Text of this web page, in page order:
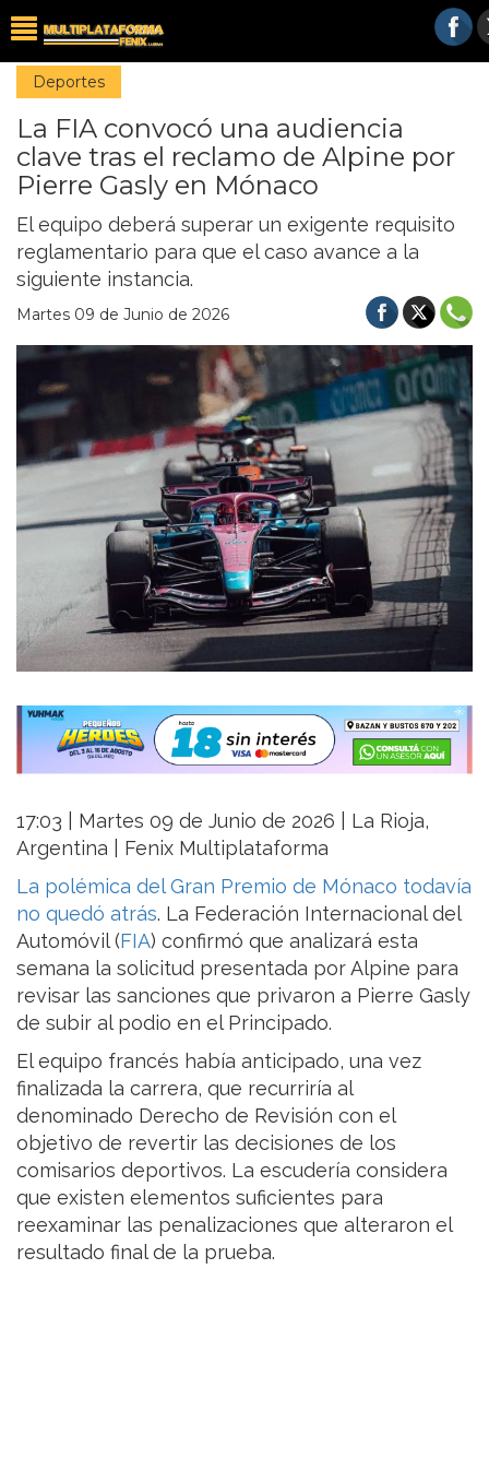
Deportes
La FIA convocó una audiencia
clave tras el reclamo de Alpine por
Pierre Gasly en Mónaco
El equipo deberá superar un exigente requisito
reglamentario para que el caso avance a la
siguiente instancia.
Martes 09 de Junio de 2026
17:03 | Martes 09 de Junio de 2026 | La Rioja,
Argentina | Fenix Multiplataforma
La polémica del Gran Premio de Mónaco todavía
no quedó atrás. La Federación Internacional del
Automóvil (FIA) confirmó que analizará esta
semana la solicitud presentada por Alpine para
revisar las sanciones que privaron a Pierre Gasly
de subir al podio en el Principado.
El equipo francés había anticipado, una vez
finalizada la carrera, que recurriría al
denominado Derecho de Revisión con el
objetivo de revertir las decisiones de los
comisarios deportivos. La escudería considera
que existen elementos suficientes para
reexaminar las penalizaciones que alteraron el
resultado final de la prueba.